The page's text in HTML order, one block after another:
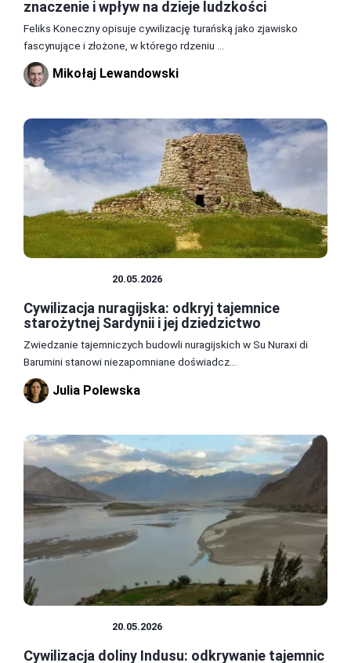
znaczenie i wpływ na dzieje ludzkości
Feliks Koneczny opisuje cywilizację turańską jako zjawisko
fascynujące i złożone, w którego rdzeniu ...
Mikołaj Lewandowski
20.05.2026
Cywilizacja nuragijska: odkryj tajemnice
starożytnej Sardynii i jej dziedzictwo
Zwiedzanie tajemniczych budowli nuragijskich w Su Nuraxi di
Barumini stanowi niezapomniane doświadcz...
Julia Polewska
20.05.2026
Cywilizacja doliny Indusu: odkrywanie tajemnic